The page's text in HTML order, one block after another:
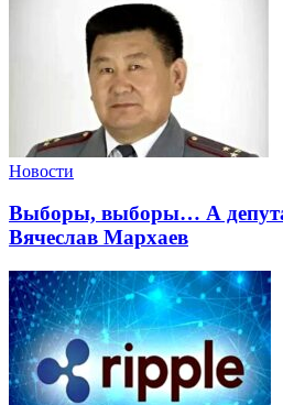
Новости
Выборы, выборы… А
Вячеслав Мархаев